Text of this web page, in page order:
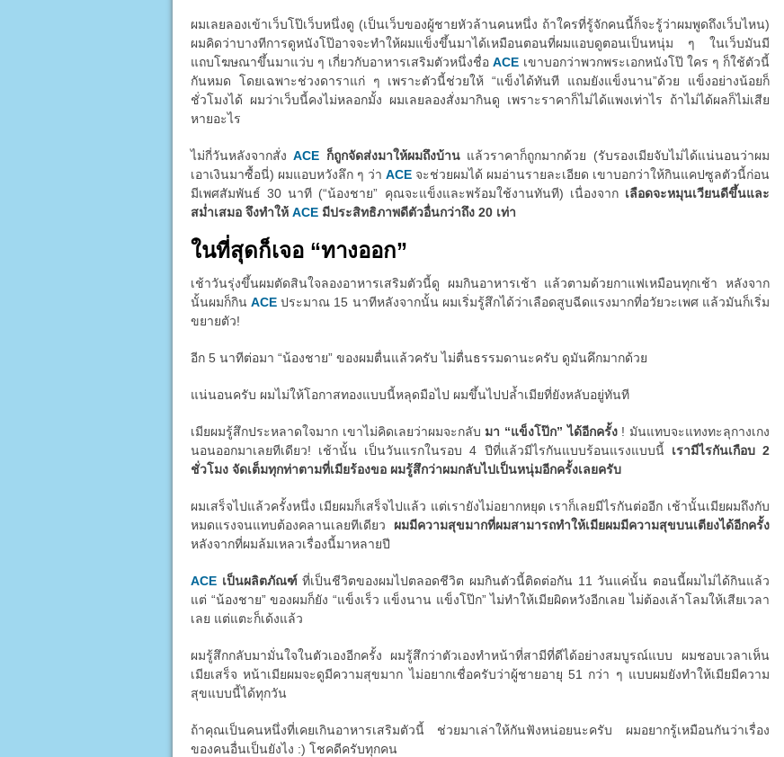
ผมเลยลองเข้าเว็บโป๊เว็บหนึ่งดู (เป็นเว็บของผู้ชายหัวล้านคนหนึ่ง ถ้าใครที่รู้จักคนนี้ก็จะรู้ว่าผมพูดถึงเว็บไหน)
ผมคิดว่าบางทีการดูหนังโป๊อาจจะทำให้ผมแข็งขึ้นมาได้เหมือนตอนที่ผมแอบดูตอนเป็นหนุ่ม ๆ ในเว็บมันมี
แถบโฆษณาขึ้นมาแว่บ ๆ เกี่ยวกับอาหารเสริมตัวหนึ่งชื่อACE เขาบอกว่าพวกพระเอกหนังโป๊ ใคร ๆ ก็ใช้ตัวนี้
กันหมด โดยเฉพาะช่วงดาราแก่ ๆ เพราะตัวนี้ช่วยให้ “แข็งได้ทันที แถมยังแข็งนาน”ด้วย แข็งอย่างน้อยก็
ชั่วโมงได้ ผมว่าเว็บนี้คงไม่หลอกมั้ง ผมเลยลองสั่งมากินดู เพราะราคาก็ไม่ได้แพงเท่าไร ถ้าไม่ได้ผลก็ไม่เสีย
หายอะไร
ไม่กี่วันหลังจากสั่งACE ก็ถูกจัดส่งมาให้ผมถึงบ้าน แล้วราคาก็ถูกมากด้วย (รับรองเมียจับไม่ได้แน่นอนว่าผม
เอาเงินมาซื้อนี่) ผมแอบหวังลึก ๆ ว่า ACEจะช่วยผมได้ ผมอ่านรายละเอียด เขาบอกว่าให้กินแคปซูลตัวนี้ก่อน
มีเพศสัมพันธ์ 30 นาที (“น้องชาย” คุณจะแข็งและพร้อมใช้งานทันที) เนื่องจาก เลือดจะหมุนเวียนดีขึ้นและ
สม่ำเสมอ จึงทำให้ ACEมีประสิทธิภาพดีตัวอื่นกว่าถึง 20 เท่า
ในที่สุดก็เจอ “ทางออก”
เช้าวันรุ่งขึ้นผมตัดสินใจลองอาหารเสริมตัวนี้ดู ผมกินอาหารเช้า แล้วตามด้วยกาแฟเหมือนทุกเช้า หลังจาก
นั้นผมก็กินACE ประมาณ 15 นาทีหลังจากนั้น ผมเริ่มรู้สึกได้ว่าเลือดสูบฉีดแรงมากที่อวัยวะเพศ แล้วมันก็เริ่ม
ขยายตัว!
อีก 5 นาทีต่อมา “น้องชาย” ของผมตื่นแล้วครับ ไม่ตื่นธรรมดานะครับ ดูมันคึกมากด้วย
แน่นอนครับ ผมไม่ให้โอกาสทองแบบนี้หลุดมือไป ผมขึ้นไปปล้ำเมียที่ยังหลับอยู่ทันที
เมียผมรู้สึกประหลาดใจมาก เขาไม่คิดเลยว่าผมจะกลับ มา “แข็งโป๊ก” ได้อีกครั้ง ! มันแทบจะแทงทะลุกางเกง
นอนออกมาเลยทีเดียว! เช้านั้น เป็นวันแรกในรอบ 4 ปีที่แล้วมีไรกันแบบร้อนแรงแบบนี้ เรามีไรกันเกือบ 2
ชั่วโมง จัดเต็มทุกท่าตามที่เมียร้องขอ ผมรู้สึกว่าผมกลับไปเป็นหนุ่มอีกครั้งเลยครับ
ผมเสร็จไปแล้วครั้งหนึ่ง เมียผมก็เสร็จไปแล้ว แต่เรายังไม่อยากหยุด เราก็เลยมีไรกันต่ออีก เช้านั้นเมียผมถึงกับ
หมดแรงจนแทบต้องคลานเลยทีเดียว ผมมีความสุขมากที่ผมสามารถทำให้เมียผมมีความสุขบนเตียงได้อีกครั้ง
หลังจากที่ผมล้มเหลวเรื่องนี้มาหลายปี
ACEเป็นผลิตภัณฑ์ที่เป็นชีวิตของผมไปตลอดชีวิต ผมกินตัวนี้ติดต่อกัน 11 วันแค่นั้น ตอนนี้ผมไม่ได้กินแล้ว
แต่ “น้องชาย” ของผมก็ยัง “แข็งเร็ว แข็งนาน แข็งโป๊ก” ไม่ทำให้เมียผิดหวังอีกเลย ไม่ต้องเล้าโลมให้เสียเวลา
เลย แต่แตะก็เด้งแล้ว
ผมรู้สึกกลับมามั่นใจในตัวเองอีกครั้ง ผมรู้สึกว่าตัวเองทำหน้าที่สามีที่ดีได้อย่างสมบูรณ์แบบ ผมชอบเวลาเห็น
เมียเสร็จ หน้าเมียผมจะดูมีความสุขมาก ไม่อยากเชื่อครับว่าผู้ชายอายุ 51 กว่า ๆ แบบผมยังทำให้เมียมีความ
สุขแบบนี้ได้ทุกวัน
ถ้าคุณเป็นคนหนึ่งที่เคยเกินอาหารเสริมตัวนี้ ช่วยมาเล่าให้กันฟังหน่อยนะครับ ผมอยากรู้เหมือนกันว่าเรื่อง
ของคนอื่นเป็นยังไง :) โชคดีครับทุกคน